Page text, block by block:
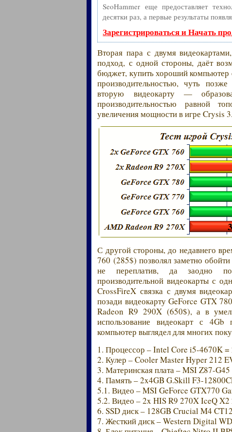
SeoHammer еще предоставляет
десятки раз, а первые результаты
Зарегистрироваться и Начать
Вторая пара с двумя
подход, с одной стороны, даёт
бюджет, купить хороший компьютер
производительностью, чуть
вторую видеокарту —
производительностью равной
увеличения мощности в игре Crysis 3.
С другой стороны, до недавнего
760 (285$) позволял заметно
не переплатив, да заодно
производительной видеокарты с
CrossFireX связка с двумя
позади видеокарту GeForce GTX
Radeon R9 290X (650$), а в
использование видеокарт с
компьютер выглядел для многих
1. Процессор – Intel Core i5-4670K =
2. Кулер – Cooler Master Hyper 212
3. Материнская плата – MSI Z87-
4. Память – 2x4GB G.Skill F3-
5.1. Видео – MSI GeForce GTX770
5.2. Видео – 2x HIS R9 270X IceQ
6. SSD диск – 128GB Crucial M4
7. Жесткий диск – Western Digital